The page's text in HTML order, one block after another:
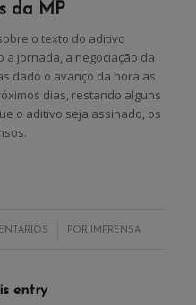
da MP
o texto do aditivo
jornada, a negociação da
dado o avanço da hora as
dias, restando alguns
o aditivo seja assinado, os
/ POR IMPRENSA
entry